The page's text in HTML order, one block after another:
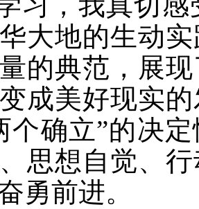
大地的生动
的典范，展
成美好现实
个确立”的决
思想自觉、
勇前进。